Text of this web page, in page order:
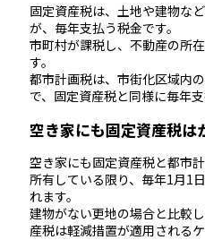
固定資産税は、土地や建物な
が、毎年支払う税金です。
市町村が課税し、不動産の所
す。
都市計画税は、市街化区域内
で、固定資産税と同様に毎年
空き家にも固定資産税は
空き家にも固定資産税と都市
所有している限り、毎年1月1
れます。
建物がない更地の場合と比較
産税は軽減措置が適用されるケ